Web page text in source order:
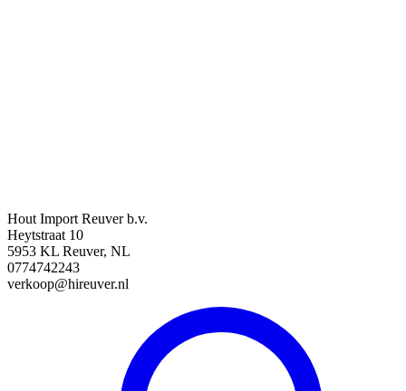
Hout Import Reuver b.v.
Heytstraat 10
5953 KL Reuver, NL
0774742243
verkoop@hireuver.nl